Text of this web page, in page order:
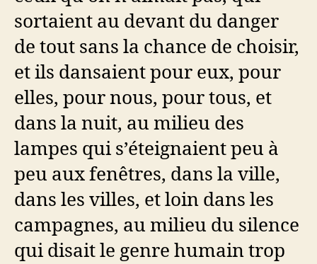
sortaient au devant du danger
de tout sans la chance de choisir,
et ils dansaient pour eux, pour
elles, pour nous, pour tous, et
dans la nuit, au milieu des
lampes qui s’éteignaient peu à
peu aux fenêtres, dans la ville,
dans les villes, et loin dans les
campagnes, au milieu du silence
qui disait le genre humain trop